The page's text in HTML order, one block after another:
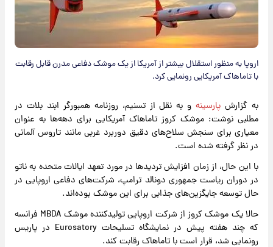
اروپا به منظور استقلال بیشتر از آمریکا از یک موشک دفاعی مدرن قابل رقابت
با تاماهاک آمریکایی رونمایی کرد.
به گزارش پارسینهو به نقل از تسنیم، روزنامه همبورگر ابند بلات در
مطلبی نوشت: موشک کروز تاماهاک آمریکایی برای دهه‌ها به عنوان
معیاری برای سنجش سلاح‌های دقیق دوربرد غربی مانند تاروس آلمانی
در نظر گرفته شده است.
با این حال، از زمان افزایش تردیدها در مورد تعهد ایالات متحده به ناتو
در دوران ریاست جمهوری دونالد ترامپ، شرکت‌های دفاعی اروپایی در
حال توسعه جایگزین‌های جذابی برای این موشک بوده‌اند.
حالا یک موشک کروز از شرکت اروپایی تولیدکننده موشک MBDA فرانسه
که چند هفته پیش در نمایشگاه تسلیحات Eurosatory در پاریس
رونمایی شد، قرار است با تاماهاک رقابت کند.